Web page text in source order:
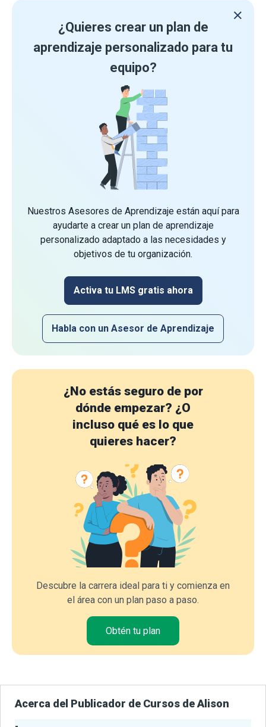
¿Quieres crear un plan de
aprendizaje personalizado para tu
equipo?
Nuestros Asesores de Aprendizaje están aquí para
ayudarte a crear un plan de aprendizaje
personalizado adaptado a las necesidades y
objetivos de tu organización.
Activa tu LMS gratis ahora
Habla con un Asesor de Aprendizaje
¿No estás seguro de por
dónde empezar? ¿O
incluso qué es lo que
quieres hacer?
Descubre la carrera ideal para ti y comienza en
el área con un plan paso a paso.
Obtén tu plan
Acerca del Publicador de Cursos de Alison